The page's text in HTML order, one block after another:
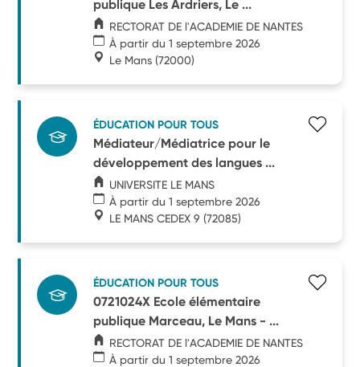
publique Les Ardriers, Le ...
RECTORAT DE l'ACADEMIE DE NANTES
À partir du 1 septembre 2026
Le Mans (72000)
ÉDUCATION POUR TOUS
Médiateur/Médiatrice pour le
développement des langues ...
UNIVERSITE LE MANS
À partir du 1 septembre 2026
LE MANS CEDEX 9 (72085)
ÉDUCATION POUR TOUS
0721024X Ecole élémentaire
publique Marceau, Le Mans - ...
RECTORAT DE l'ACADEMIE DE NANTES
À partir du 1 septembre 2026